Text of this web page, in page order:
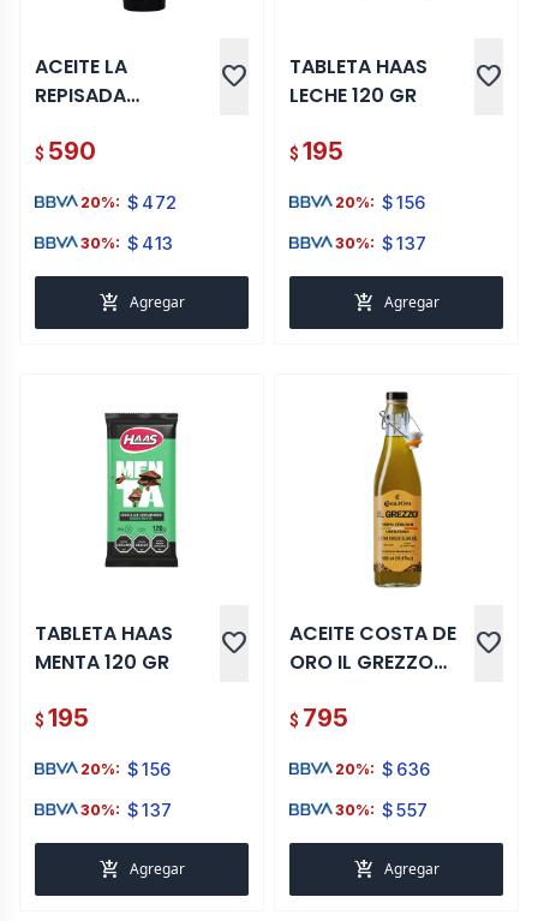
ACEITE LA
REPISADA
FILTRAR 500 ML
favorite
$ 590
20%: $ 472
30%: $ 413
add_shopping_cart Agregar
TABLETA HAAS
LECHE 120 GR
favorite
$ 195
20%: $156
30%: $137
add_shopping_cart Agregar
TABLETA HAAS
MENTA 120 GR
favorite
$ 195
20%: $156
30%: $137
add_shopping_cart Agregar
ACEITE COSTA DE
ORO IL GREZZO
favorite
$ 795
20%: $ 636
30%: $557
add_shopping_cart Agregar